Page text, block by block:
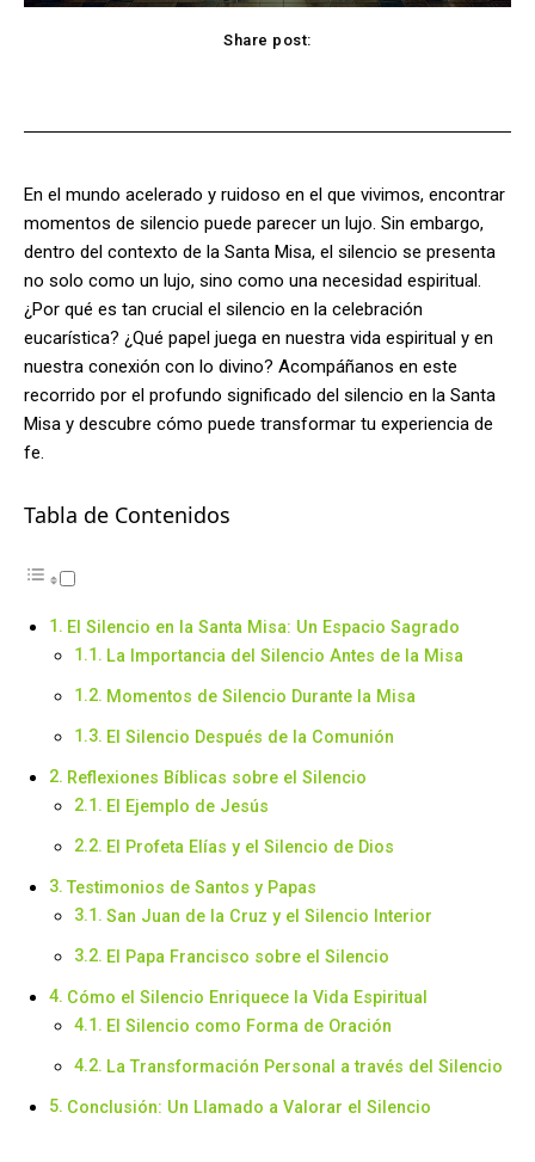
Share post:
En el mundo acelerado y ruidoso en el que vivimos, encontrar
momentos de silencio puede parecer un lujo. Sin embargo,
dentro del contexto de la Santa Misa, el silencio se presenta
no solo como un lujo, sino como una necesidad espiritual.
¿Por qué es tan crucial el silencio en la celebración
eucarística? ¿Qué papel juega en nuestra vida espiritual y en
nuestra conexión con lo divino? Acompáñanos en este
recorrido por el profundo significado del silencio en la Santa
Misa y descubre cómo puede transformar tu experiencia de
fe.
Tabla de Contenidos
El Silencio en la Santa Misa: Un Espacio Sagrado
La Importancia del Silencio Antes de la Misa
Momentos de Silencio Durante la Misa
El Silencio Después de la Comunión
Reflexiones Bíblicas sobre el Silencio
El Ejemplo de Jesús
El Profeta Elías y el Silencio de Dios
Testimonios de Santos y Papas
San Juan de la Cruz y el Silencio Interior
El Papa Francisco sobre el Silencio
Cómo el Silencio Enriquece la Vida Espiritual
El Silencio como Forma de Oración
La Transformación Personal a través del Silencio
Conclusión: Un Llamado a Valorar el Silencio